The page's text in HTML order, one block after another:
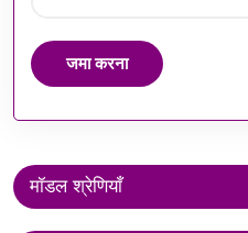
जमा करना
मॉडल श्रेणियाँ